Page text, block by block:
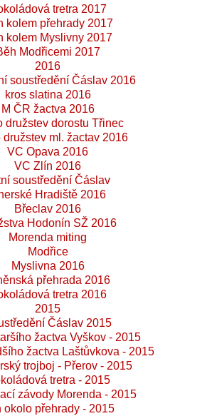
tretra 2017
kolem přehrady 2017
kolem Myslivny 2017
Modřicemi 2017
2016
soustředění Čáslav 2016
kros slatina 2016
M ČR žactva 2016
družstev dorostu Třinec
družstev ml. žactav 2016
VC Opava 2016
VC Zlín 2016
soustředění Čáslav
Hradiště 2016
Břeclav 2016
Hodonín SŽ 2016
Morenda miting
Modřice
Myslivna 2016
přehrada 2016
tretra 2016
2015
Čáslav 2015
žactva Vyškov - 2015
žactva Laštůvkova - 2015
trojboj - Přerov - 2015
tretra - 2015
závody Morenda - 2015
okolo přehrady - 2015